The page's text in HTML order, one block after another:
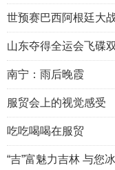
世预赛巴西阿根廷大
山东夺得全运会飞碟
南宁：雨后晚霞
服贸会上的视觉感受
吃吃喝喝在服贸
“吉”富魅力吉林 与您